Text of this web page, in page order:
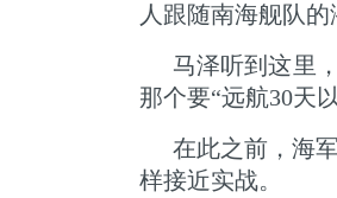
人跟随南海舰队
马泽听到这里
那个要“远航30天
在此之前，海
样接近实战。